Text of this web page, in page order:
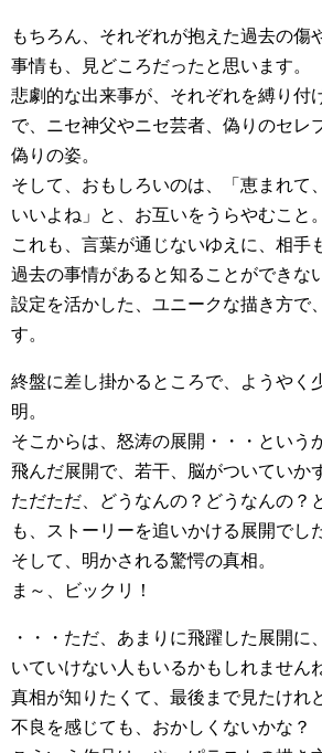
もちろん、それぞれが抱えた過去の傷
事情も、見どころだったと思います。
悲劇的な出来事が、それぞれを縛り付
で、ニセ神父やニセ芸者、偽りのセレ
偽りの姿。
そして、おもしろいのは、「恵まれて
いいよね」と、お互いをうらやむこと。
これも、言葉が通じないゆえに、相手
過去の事情があると知ることができな
設定を活かした、ユニークな描き方で
す。
終盤に差し掛かるところで、ようやく
明。
そこからは、怒涛の展開・・・という
飛んだ展開で、若干、脳がついていか
ただただ、どうなんの？どうなんの？
も、ストーリーを追いかける展開でし
そして、明かされる驚愕の真相。
ま～、ビックリ！
・・・ただ、あまりに飛躍した展開に
いていけない人もいるかもしれません
真相が知りたくて、最後まで見たけれ
不良を感じても、おかしくないかな？